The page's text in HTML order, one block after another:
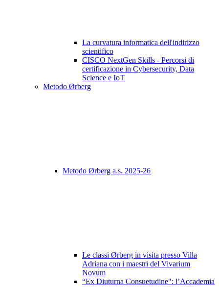
La curvatura informatica dell'indirizzo
scientifico
CISCO NextGen Skills - Percorsi di
certificazione in Cybersecurity, Data
Science e IoT
Metodo Ørberg
Metodo Ørberg a.s. 2025-26
Le classi Ørberg in visita presso Villa
Adriana con i maestri del Vivarium
Novum
“Ex Diuturna Consuetudine": l’Accademia